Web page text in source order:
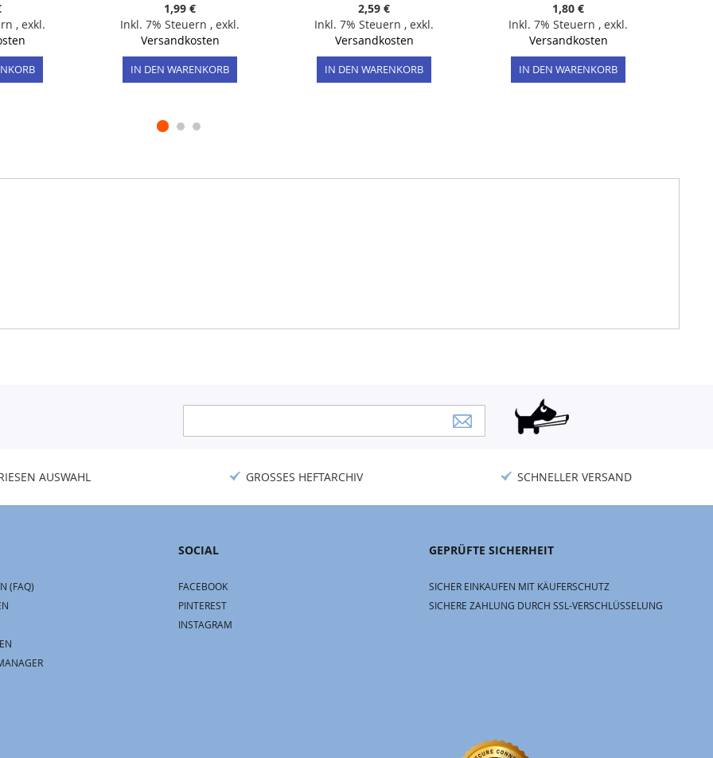
, exkl.
1,99 €
Inkl. 7% Steuern , exkl.
Versandkosten
IN DEN WARENKORB
2,59 €
Inkl. 7% Steuern , exkl.
Versandkosten
IN DEN WARENKORB
1,80 €
Inkl. 7% Steuern , exkl.
Versandkosten
IN DEN WARENKORB
Newsletter:
AUSWAHL GROSSES HEFTARCHIV SCHNELLER VERSAND
(FAQ)
SOCIAL
FACEBOOK
PINTEREST
INSTAGRAM
GEPRÜFTE SICHERHEIT
SICHER EINKAUFEN MIT KÄUFERSCHUTZ
SICHERE ZAHLUNG DURCH SSL-VERSCHLÜSSELUNG